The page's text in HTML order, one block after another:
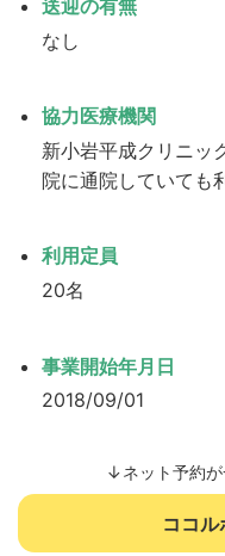
送迎の有無
なし
協力医療機関
新小岩平成クリニッ
院に通院していても
利用定員
20名
事業開始年月日
2018/09/01
↓ネット予約
ココル